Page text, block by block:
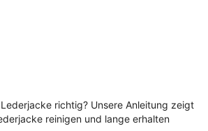
richtig? Unsere Anleitung zeigt
reinigen und lange erhalten